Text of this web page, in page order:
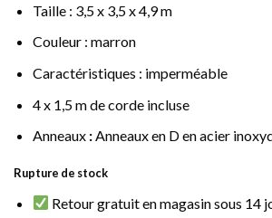
Taille : 3,5 x 3,5 x 4,9 m
Couleur : marron
Caractéristiques : imperméable
4 x 1,5 m de corde incluse
Anneaux:Anneaux en D en acier
Rupture de stock
Retour gratuit en magasin sous 14